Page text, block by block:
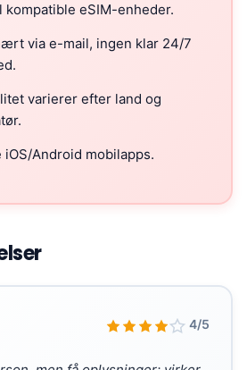
eSIM-enheder.
via e-mail, ingen klar 24/7
varierer efter land og
iOS/Android mobilapps.
4/5